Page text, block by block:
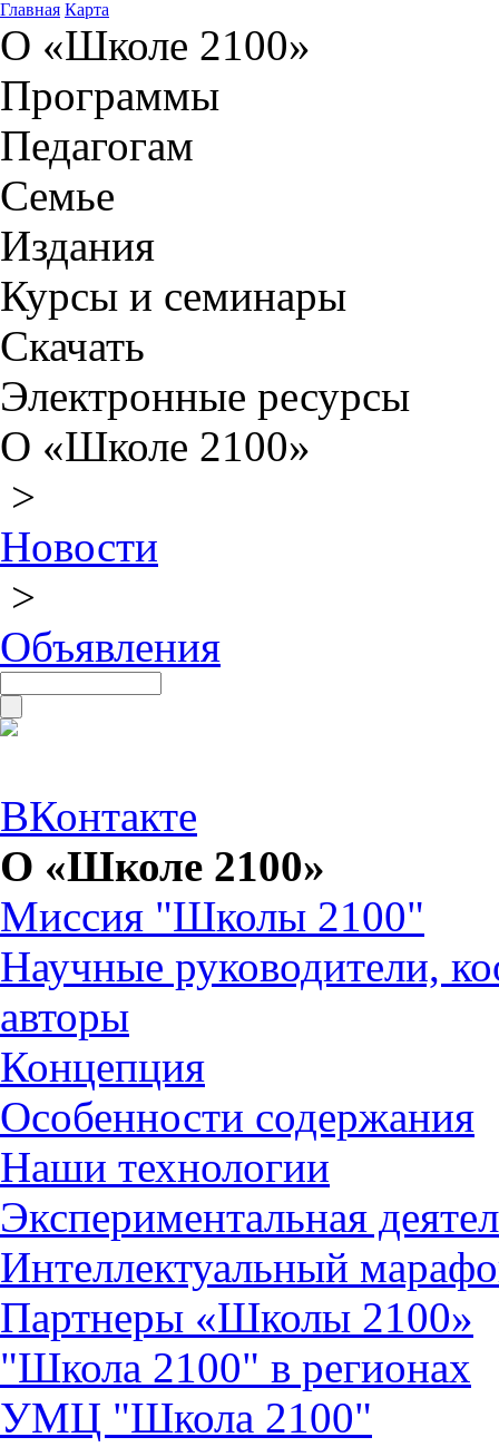
Главная Карта
О «Школе 2100»
Программы
Педагогам
Семье
Издания
Курсы и семинары
Скачать
Электронные ресурсы
О «Школе 2100»
>
Новости
>
Объявления
ВКонтакте
О «Школе 2100»
Миссия "Школы 2100"
Научные руководители,
авторы
Концепция
Особенности содержания
Наши технологии
Экспериментальная
Интеллектуальный
Партнеры «Школы 2100»
"Школа 2100" в регионах
УМЦ "Школа 2100"